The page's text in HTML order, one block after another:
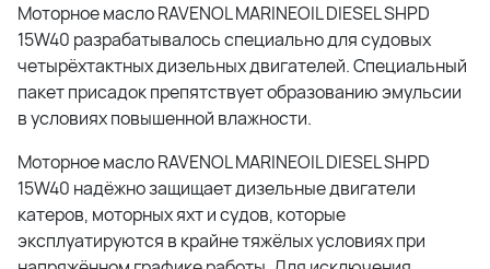
Моторное масло RAVENOL MARINEOIL DIESEL SHPD
15W40 разрабатывалось специально для судовых
четырёхтактных дизельных двигателей. Специальный
пакет присадок препятствует образованию эмульсии
в условиях повышенной влажности.
Моторное масло RAVENOL MARINEOIL DIESEL SHPD
15W40 надёжно защищает дизельные двигатели
катеров, моторных яхт и судов, которые
эксплуатируются в крайне тяжёлых условиях при